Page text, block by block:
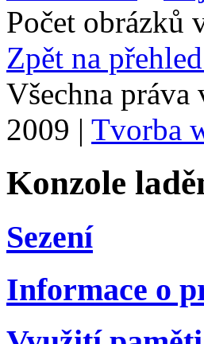
Počet obrázků
Zpět na
Všechna
2009 | Tvorba
Konzole
Sezení
Informace o